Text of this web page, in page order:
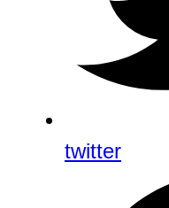
twitter